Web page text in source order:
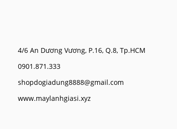
4/6 An Dương Vương, P.16, Q.8, Tp.HCM
0901.871.333
shopdogiadung8888@gmail.com
www.maylanhgiasi.xyz